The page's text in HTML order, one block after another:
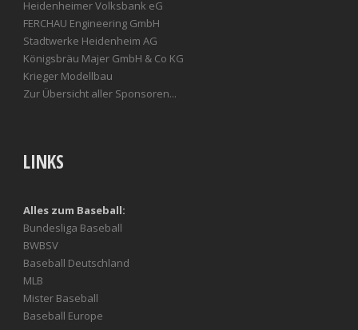
Heidenheimer Volksbank eG
FERCHAU Engineering GmbH
Stadtwerke Heidenheim AG
Königsbräu Majer GmbH & Co KG
Krieger Modellbau
Zur Übersicht aller Sponsoren...
LINKS
Alles zum Baseball:
Bundesliga Baseball
BWBSV
Baseball Deutschland
MLB
Mister Baseball
Baseball Europe